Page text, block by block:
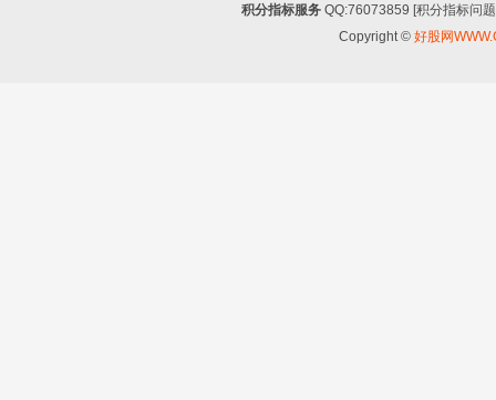
积分指标服务 QQ:76073859 [积分指标问
Copyright © 好股网